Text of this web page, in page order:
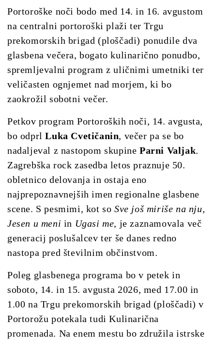
Portoroške noči bodo med 14. in 16. avgustom
na centralni portoroški plaži ter Trgu
prekomorskih brigad (ploščadi) ponudile dva
glasbena večera, bogato kulinarično ponudbo,
spremljevalni program z uličnimi umetniki ter
veličasten ognjemet nad morjem, ki bo
zaokrožil sobotni večer.
Petkov program Portoroških noči, 14. avgusta,
bo odprlLuka Cvetičanin, večer pa se bo
nadaljeval z nastopom skupineParni Valjak.
Zagrebška rock zasedba letos praznuje 50.
obletnico delovanja in ostaja eno
najprepoznavnejših imen regionalne glasbene
scene. S pesmimi, kot soSve još miriše na nju,
Jesen u meni in Ugasi me, je zaznamovala več
generacij poslušalcev ter še danes redno
nastopa pred številnim občinstvom.
Poleg glasbenega programa bo v petek in
soboto, 14. in 15. avgusta 2026, med 17.00 in
1.00 na Trgu prekomorskih brigad (ploščadi) v
Portorožu potekala tudi Kulinarična
promenada. Na enem mestu bo združila istrske